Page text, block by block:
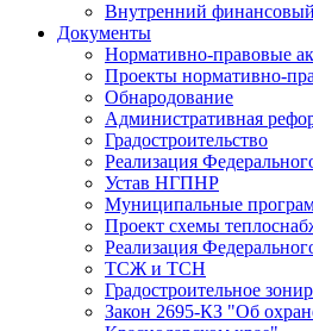
Внутренний
Документы
Нормативно-правовые
Проекты нормативно-
Обнародование
Административная
Градостроительство
Реализация
Устав НГПНР
Муниципальные
Проект схемы
Реализация
ТСЖ и ТСН
Градостроительное
Закон 2695-КЗ "Об